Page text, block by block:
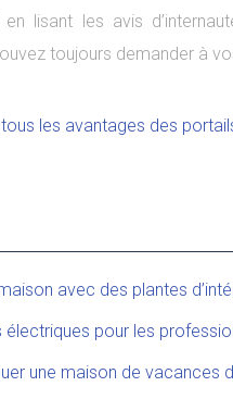
lisant les avis
toujours demander à
les avantages des
avec des plantes
électriques pour les
une maison de vacances